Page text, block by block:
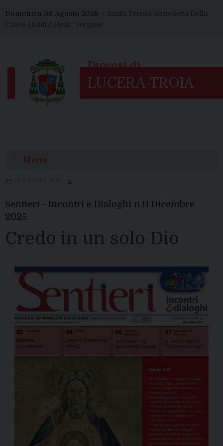
to
content
Domenica 09 Agosto 2026 – Santa Teresa Benedetta Della
Croce (Edith) Stein, Vergine
Menu
Sentieri - Incontri e Dialoghi n.11 Dicembre
2025
Credo in un solo Dio